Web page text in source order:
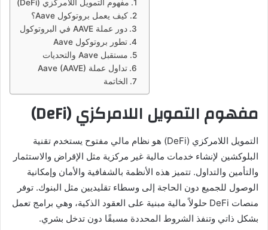
مفهوم التمويل اللامركزي (DeFi)
كيف يعمل بروتوكول Aave؟
دور عملة AAVE في البروتوكول
تطور بروتوكول Aave
مستقبل Aave والتحديات
تداول عملة Aave (AAVE)
الخاتمة
مفهوم التمويل اللامركزي (DeFi)
التمويل اللامركزي (DeFi) هو نظام مالي مفتوح يستخدم تقنية
البلوكشين لإنشاء خدمات مالية غير مركزية مثل الإقراض والاستثمار
والتأمين والتداول. تتميز هذه الأنظمة بالشفافية والأمان وإمكانية
الوصول للجميع دون الحاجة إلى وسطاء تقليديين مثل البنوك. توفر
منصات DeFi حلولاً مالية مبنية على العقود الذكية، وهي برامج تعمل
بشكل ذاتي وتنفذ الشروط المحددة مسبقًا دون تدخل بشري.